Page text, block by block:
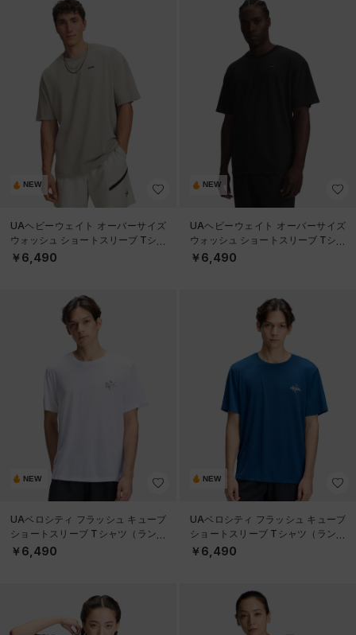
NEW
UAヘビーウェイト オーバーサイズ
ウォッシュ ショートスリーブ Tシャ
ツ（ライフスタイル/MEN）
￥6,490
NEW
UAヘビーウェイト オーバーサイズ
ウォッシュ ショートスリーブ Tシャ
ツ（ライフスタイル/MEN）
￥6,490
NEW
UAベロシティ フラッシュ キューブ
ショートスリーブ Tシャツ（ランニ
ング/MEN）
￥6,490
NEW
UAベロシティ フラッシュ キューブ
ショートスリーブ Tシャツ（ランニ
ング/MEN）
￥6,490